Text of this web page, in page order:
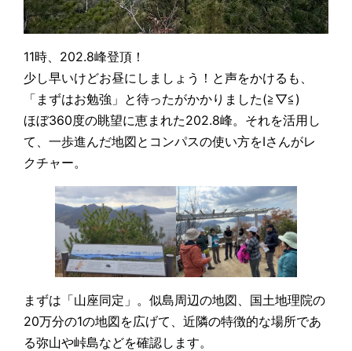
11時、202.8峰登頂！
少し早いけどお昼にしましょう！と声をかけるも、
「まずはお勉強」と待ったがかかりました(≧▽≦)
ほぼ360度の眺望に恵まれた202.8峰。それを活用し
て、一歩進んだ地図とコンパスの使い方をIさんがレ
クチャー。
まずは「山座同定」。似島周辺の地図、国土地理院の
20万分の1の地図を広げて、近隣の特徴的な場所であ
る弥山や峠島などを確認します。